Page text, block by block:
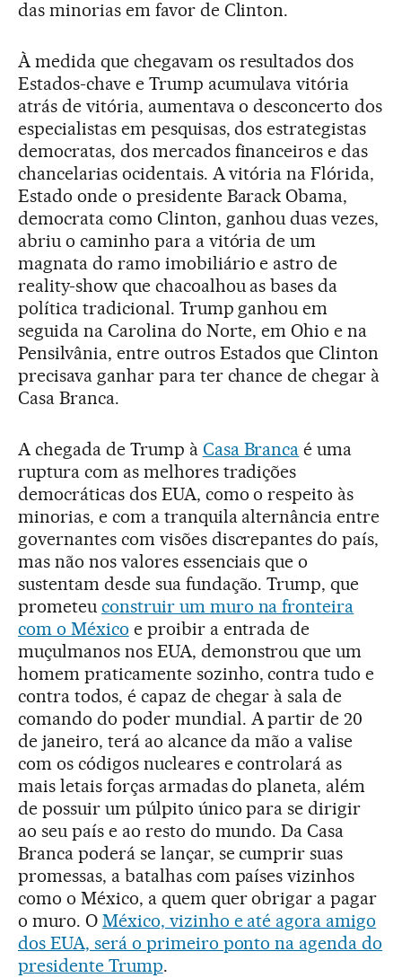
das minorias em favor de Clinton.
À medida que chegavam os resultados dos
Estados-chave e Trump acumulava vitória
atrás de vitória, aumentava o desconcerto dos
especialistas em pesquisas, dos estrategistas
democratas, dos mercados financeiros e das
chancelarias ocidentais. A vitória na Flórida,
Estado onde o presidente Barack Obama,
democrata como Clinton, ganhou duas vezes,
abriu o caminho para a vitória de um
magnata do ramo imobiliário e astro de
reality-show que chacoalhou as bases da
política tradicional. Trump ganhou em
seguida na Carolina do Norte, em Ohio e na
Pensilvânia, entre outros Estados que Clinton
precisava ganhar para ter chance de chegar à
Casa Branca.
A chegada de Trump à Casa Branca é uma
ruptura com as melhores tradições
democráticas dos EUA, como o respeito às
minorias, e com a tranquila alternância entre
governantes com visões discrepantes do país,
mas não nos valores essenciais que o
sustentam desde sua fundação. Trump, que
prometeu construir um muro na fronteira
com o México e proibir a entrada de
muçulmanos nos EUA, demonstrou que um
homem praticamente sozinho, contra tudo e
contra todos, é capaz de chegar à sala de
comando do poder mundial. A partir de 20
de janeiro, terá ao alcance da mão a valise
com os códigos nucleares e controlará as
mais letais forças armadas do planeta, além
de possuir um púlpito único para se dirigir
ao seu país e ao resto do mundo. Da Casa
Branca poderá se lançar, se cumprir suas
promessas, a batalhas com países vizinhos
como o México, a quem quer obrigar a pagar
o muro. O México, vizinho e até agora amigo
dos EUA, será o primeiro ponto na agenda do
presidente Trump.